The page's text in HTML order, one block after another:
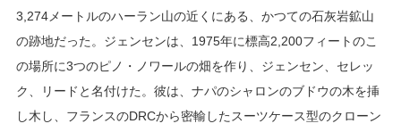
3,274メートルのハーラン山の近くにある、かつての石灰岩鉱山
の跡地だった。ジェンセンは、1975年に標高2,200フィートのこ
の場所に3つのピノ・ノワールの畑を作り、ジェンセン、セレッ
ク、リードと名付けた。彼は、ナパのシャロンのブドウの木を挿
し木し、フランスのDRCから密輸したスーツケース型のクローン